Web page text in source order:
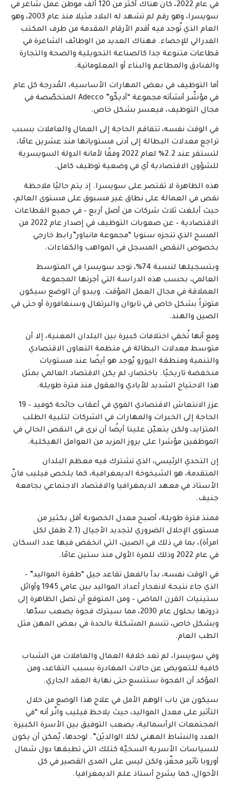
في عام 2022، كان هناك أكثر من 120 ألف موطن عمل شاغر في
سويسرا، وهو رقم لم تشهد له البلاد مثيلا منذ عام 2003، وهو
العام الذي تُوجد فيه أقدم الأرقام المقدمة من طرف المكتب
الفدرالي للإحصاء. فهناك العديد من الوظائف الشاغرة في
قطاعات متنوعة جدا كالصناعة التحويلية والصحة والتجارة
والفنادق والمطاعم والبناء أو المعلوماتية.
أما التوظيف في بعض المهارات الأساسية، المُدرجة كل عام
في مؤشّـر أنشأته مجموعة “أديكّو” Adecco المتخصّصة في
مجال التوظيف، فيعسر بشكل خاص.
في الوقت نفسه، تتفاقم الحاجة إلى العمال والعاملات بسبب
تراجع معدلات البطالة إلى أدنى مستوياتها منذ عشرين عامًا،
لتستقر عند 2.2% لعام 2022 وفقًا لأمانة الدولة السويسرية
للشؤون الاقتصادية أي في وضعية توظيف كامل.
هذه الظاهرة لا تقتصر على سويسرا. إذ يتم حاليًا ملاحظة
نقص في العمالة على نطاق غير مسبوق على مستوى العالم،
حيث أبلغت ثلاث شركات من أصل أربع – في جميع القطاعات
الاقتصادية – عن صعوبات التوظيف في إصدار عام 2022 من
المسح الذي تنجزه سنويا “مجموعة مانباور”رابط خارجي
بخصوص النقص المسجل في المواهب والكفاءات.
وبتسجيلها لنسبة 74%، توجد سويسرا في المتوسط
العالمي، بحسب هذه الدراسة التي أجرتها المجموعة
العملاقة في مجال العمل المؤقت. ويبدو أن الوضع سيكون
متوتراً بشكل خاص في تايوان والبرتغال وسنغافورة أو حتى في
الصين والهند.
ومع أنها تُخفي اختلافات كبيرة بين البلدان المعنية، إلا أن
متوسط ​​معدلات البطالة في منظمة التعاون الاقتصادي
والتنمية ومنطقة اليورو يُوجد هو أيضًا عند مستويات
منخفضة تاريخيًا. باختصار، لم يكن الاقتصاد العالمي بمثل
هذا الاحتياج الشديد للأيادي والعقول منذ فترة طويلة.
عزز الانتعاش الاقتصادي القوي في أعقاب جائحة كوفيد – 19
الحاجة إلى الخبرات والمهارات في الشركات لتلبية الطلب
المتزايد، ولكن يتعيّن علينا أيضًا أن نرى في النقص الحالي في
الموظفين مؤشرا على بروز المزيد من العوامل الهيكلية.
إن التحدي الرئيسي، الذي تشترك فيه معظم البلدان
المتقدمة، هو الشيخوخة الديمغرافية، كما يلخص فيليب فانّ
الأستاذ في معهد الديمغرافيا والاقتصاد الاجتماعي بجامعة
جنيف.
فمنذ فترة طويلة، أصبح معدل الخصوبة أقل بكثير من
مستوى الإحلال الضروري لتجديد الأجيال (2.1 طفل لكل
امرأة)، بما في ذلك في الصين، التي انخفض فيها عدد السكان
في عام 2022 وذلك للمرة الأولى منذ ستين عامًا.
في الوقت نفسه، بدأ بالفعل تقاعد جيل “طفرة المواليد” –
الذي جاء نتيجة لانفجار أعداد المواليد بين عامي 1945 وأوائل
ستينيات القرن الماضي – ومن المتوقع أن تصل الظاهرة إلى
ذروتها بحلول عام 2030، مما سيترك فجوة يصعب سدّها.
وبشكل خاص، تتسم المشكلة بالحدة في بعض المهن مثل
الطب العام.
وفي سويسرا، لم تعد خلافة العمال والعاملات من الشباب
كافية للتعويض عن حالات المغادرة بسبب التقاعد، ومن
المؤكد أن الفجوة ستتسع حتى نهاية العقد الجاري.
سيكون من باب الوهم الأمل في علاج هذا الوضع من خلال
التأثير على معدل المواليد، حيث يلاحظ فيليب وانّـر أنه “في
المجتمعات الرأسمالية، يصعب التوفيق بين الأسرة الكبيرة
العدد والنشاط المهني لكلا الوالديْن”. لوحدها، يُمكن أن يكون
للسياسات الأسرية السخيّة كتلك التي تطبقها دول شمال
أوروبا تأثير محفّز، ولكن ليس على المدى القصير في كل
الأحوال، كما يشرح أستاذ علم الديمغرافيا.